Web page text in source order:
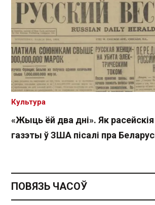
«Жыць ёй два дні». Як расейскія
газэты ў ЗША пісалі пра
Культура
ПОВЯЗЬ ЧАСОЎ